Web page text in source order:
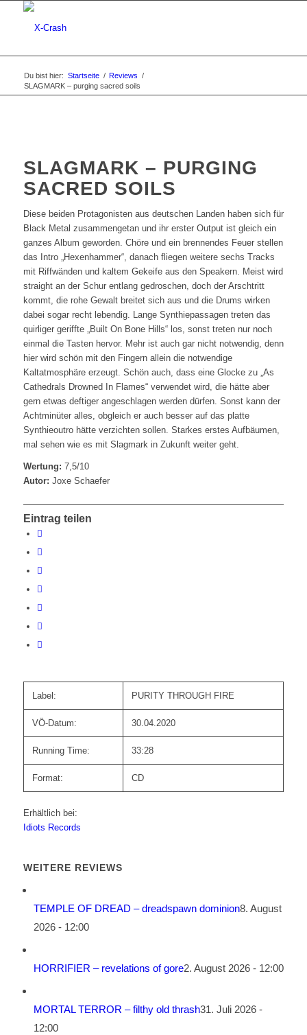
Du bist hier: Startseite / Reviews /
SLAGMARK – purging sacred soils
SLAGMARK – PURGING
SACRED SOILS
Diese beiden Protagonisten aus deutschen Landen haben sich für
Black Metal zusammengetan und ihr erster Output ist gleich ein
ganzes Album geworden. Chöre und ein brennendes Feuer stellen
das Intro „Hexenhammer“, danach fliegen weitere sechs Tracks
mit Riffwänden und kaltem Gekeife aus den Speakern. Meist wird
straight an der Schur entlang gedroschen, doch der Arschtritt
kommt, die rohe Gewalt breitet sich aus und die Drums wirken
dabei sogar recht lebendig. Lange Synthiepassagen treten das
quirliger geriffte „Built On Bone Hills“ los, sonst treten nur noch
einmal die Tasten hervor. Mehr ist auch gar nicht notwendig, denn
hier wird schön mit den Fingern allein die notwendige
Kaltatmosphäre erzeugt. Schön auch, dass eine Glocke zu „As
Cathedrals Drowned In Flames“ verwendet wird, die hätte aber
gern etwas deftiger angeschlagen werden dürfen. Sonst kann der
Achtminüter alles, obgleich er auch besser auf das platte
Synthieoutro hätte verzichten sollen. Starkes erstes Aufbäumen,
mal sehen wie es mit Slagmark in Zukunft weiter geht.
Wertung: 7,5/10
Autor: Joxe Schaefer
Eintrag teilen
Label: PURITY THROUGH FIRE
VÖ-Datum: 30.04.2020
Running Time: 33:28
Format: CD
Erhältlich bei:
Idiots Records
WEITERE REVIEWS
TEMPLE OF DREAD – dreadspawn dominion8. August
2026 - 12:00
HORRIFIER – revelations of gore2. August 2026 - 12:00
MORTAL TERROR – filthy old thrash31. Juli 2026 -
12:00